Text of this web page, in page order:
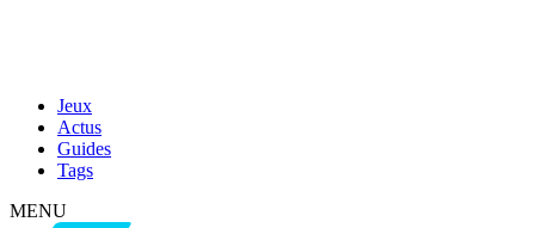
Jeux
Actus
Guides
Tags
MENU